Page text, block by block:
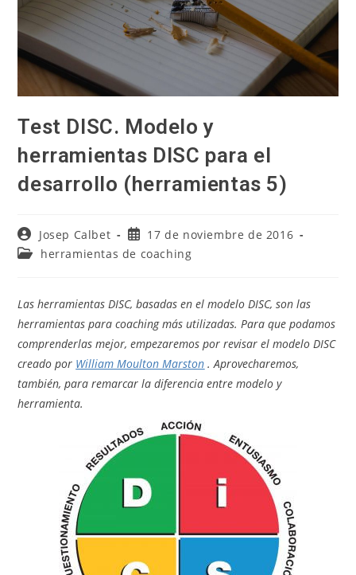
Test DISC. Modelo y
herramientas DISC para el
desarrollo (herramientas 5)
Autor
de
la
Josep Calbet
Publicación
de
17 de noviembre de 2016
Categoría
entrada:
herramientas de coaching
Las herramientas DISC, basadas en el modelo DISC, son las
herramientas para coaching más utilizadas. Para que podamos
comprenderlas mejor, empezaremos por revisar el modelo DISC
creado por William Moulton Marston . Aprovecharemos,
también, para remarcar la diferencia entre modelo y
herramienta.